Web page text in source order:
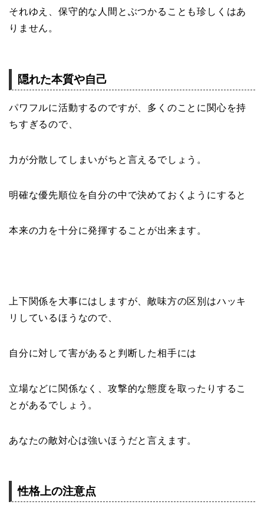
それゆえ、保守的な人間とぶつかることも珍しくはあ
りません。
隠れた本質や自己
パワフルに活動するのですが、多くのことに関心を持
ちすぎるので、
力が分散してしまいがちと言えるでしょう。
明確な優先順位を自分の中で決めておくようにすると
本来の力を十分に発揮することが出来ます。
上下関係を大事にはしますが、敵味方の区別はハッキ
リしているほうなので、
自分に対して害があると判断した相手には
立場などに関係なく、攻撃的な態度を取ったりするこ
とがあるでしょう。
あなたの敵対心は強いほうだと言えます。
性格上の注意点